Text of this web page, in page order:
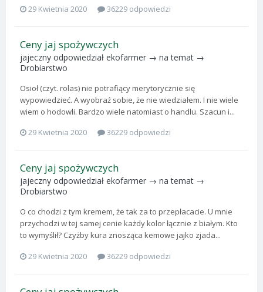
29 Kwietnia 2020
36229 odpowiedzi
Ceny jaj spożywczych
jajeczny odpowiedział ekofarmer → na temat →
Drobiarstwo
Osioł (czyt. rolas) nie potrafiący merytorycznie się
wypowiedzieć. A wyobraź sobie, że nie wiedziałem. I nie wiele
wiem o hodowli. Bardzo wiele natomiast o handlu. Szacun i...
29 Kwietnia 2020
36229 odpowiedzi
Ceny jaj spożywczych
jajeczny odpowiedział ekofarmer → na temat →
Drobiarstwo
O co chodzi z tym kremem, że tak za to przepłacacie. U mnie
przychodzi w tej samej cenie każdy kolor łącznie z białym. Kto
to wymyślił? Czyżby kura znosząca kemowe jajko zjada...
29 Kwietnia 2020
36229 odpowiedzi